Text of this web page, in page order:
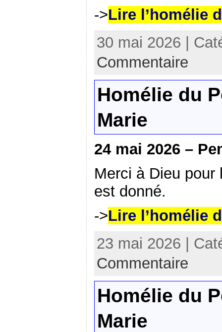
->Lire l’homélie
30 mai 2026 |
Commentaire
Homélie du
Marie
24 mai 2026 –
Merci à Dieu pour
est donné.
->Lire l’homélie
23 mai 2026 |
Commentaire
Homélie du
Marie